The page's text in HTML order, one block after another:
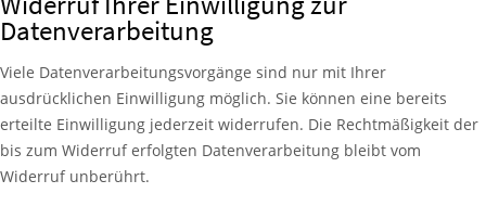
Datenverarbeitung
Viele Datenverarbeitungsvorgänge sind nur mit Ihrer
ausdrücklichen Einwilligung möglich. Sie können eine bereits
erteilte Einwilligung jederzeit widerrufen. Die Rechtmäßigkeit der
bis zum Widerruf erfolgten Datenverarbeitung bleibt vom
Widerruf unberührt.